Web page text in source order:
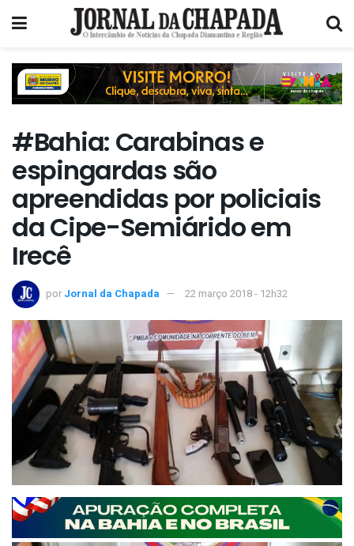
#Bahia: Carabinas e
espingardas são
apreendidas por policiais
da Cipe-Semiárido em
Irecê
por Jornal da Chapada 22 março 2018 - 12h32